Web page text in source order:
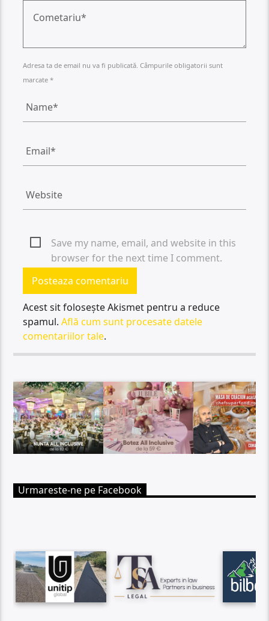
Adresa ta de email nu va fi publicată. Câmpurile obligatorii sunt
marcate *
Save my name, email, and website in this
browser for the next time I comment.
Acest sit folosește Akismet pentru a reduce
spamul.Află cum sunt procesate datele
comentariilor tale.
Urmareste-ne pe Facebook